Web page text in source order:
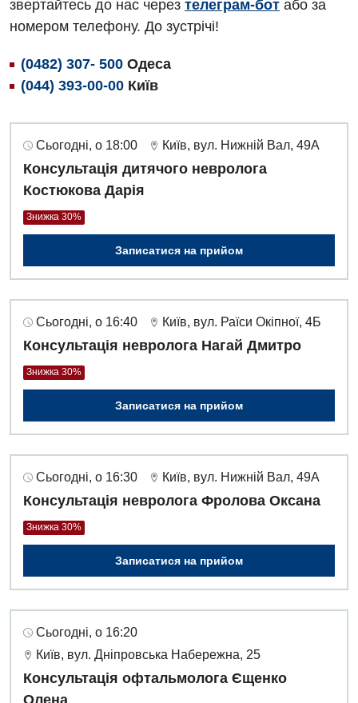
звертайтесь до нас через телеграм-бот або за
номером телефону. До зустрічі!
(0482) 307- 500 Одеса
(044) 393-00-00 Київ
Сьогодні, о 18:00 Київ, вул. Нижній Вал, 49А
Консультація дитячого невролога
Костюкова Дарія
Знижка 30%
Записатися на прийом
Сьогодні, о 16:40 Київ, вул. Раїси Окіпної, 4Б
Консультація невролога Нагай Дмитро
Знижка 30%
Записатися на прийом
Сьогодні, о 16:30 Київ, вул. Нижній Вал, 49А
Консультація невролога Фролова Оксана
Знижка 30%
Записатися на прийом
Сьогодні, о 16:20
Київ, вул. Дніпровська Набережна, 25
Консультація офтальмолога Єщенко
Олена